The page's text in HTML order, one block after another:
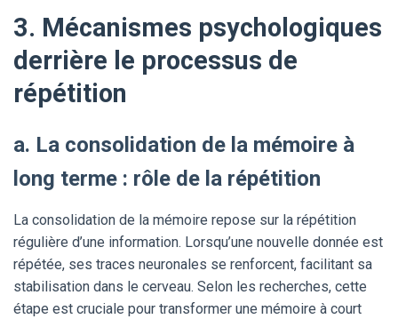
3. Mécanismes psychologiques
derrière le processus de
répétition
a. La consolidation de la mémoire à
long terme : rôle de la répétition
La consolidation de la mémoire repose sur la répétition
régulière d’une information. Lorsqu’une nouvelle donnée est
répétée, ses traces neuronales se renforcent, facilitant sa
stabilisation dans le cerveau. Selon les recherches, cette
étape est cruciale pour transformer une mémoire à court